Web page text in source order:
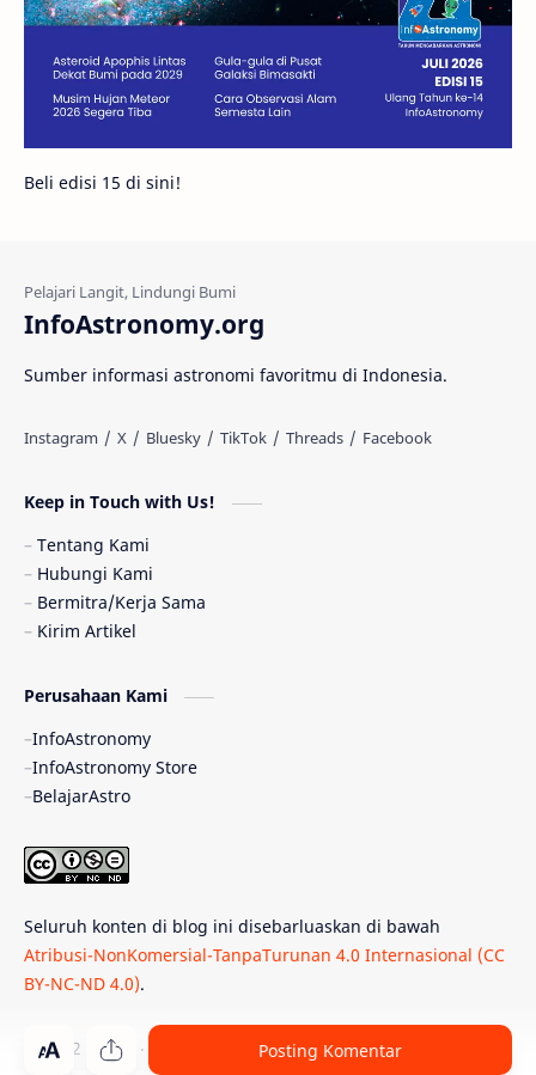
Posting Komentar
Bintang Neutron Hubble Tips
Juno Bintang Biner
Fakta Galaksi Spiral
Gerhana Matahari
Quasar
Ulasan
Gelombang Gravitasi
Kerdil Putih LAPAN
Olimpiade Sains Nasional
Bumi Super GBT18 Hilal
Katai Cokelat
Observatorium Perseid SpaceX
Beli edisi 15 di sini!
InfoAstronomy.org
Sumber informasi astronomi favoritmu di Indonesia.
Keep in Touch with Us!
Tentang Kami
Hubungi Kami
Bermitra/Kerja Sama
Kirim Artikel
Perusahaan Kami
InfoAstronomy
InfoAstronomy Store
BelajarAstro
Seluruh konten di blog ini disebarluaskan di bawah
Atribusi-NonKomersial-TanpaTurunan 4.0 Internasional (CC
BY-NC-ND 4.0).
© 2012 - 2026 ‧ PT Belajar Astronomi Indonesia